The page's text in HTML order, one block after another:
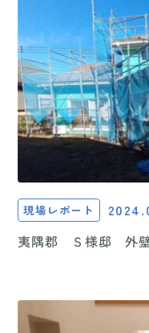
現場レポート
夷隅郡 Ｓ様邸 外